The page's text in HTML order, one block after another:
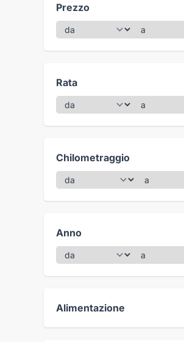
Prezzo
Rata
Chilometraggio
Anno
Alimentazione